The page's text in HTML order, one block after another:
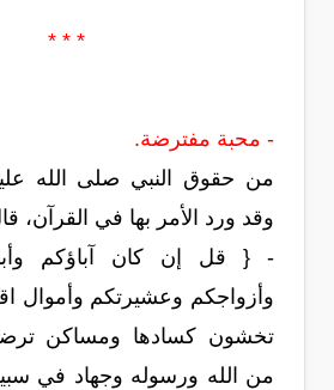
* * *
- محبة مفترضة.
من حقوق النبي صلى الله
وقد ورد الأمر بها في القرآن،
- { قل إن كان آباؤكم
وأزواجكم وعشيرتكم وأموال
تخشون كسادها ومساكن
من الله ورسوله وجهاد في